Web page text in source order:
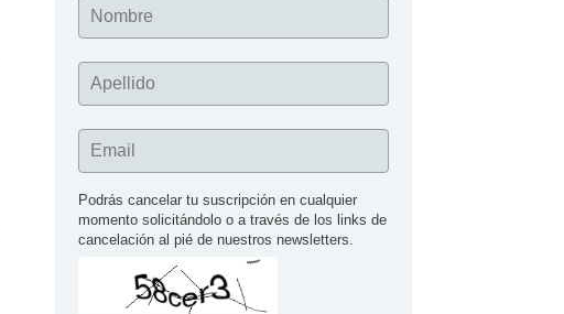
Nombre
Apellido
Email
Podrás cancelar tu suscripción en cualquier
momento solicitándolo o a través de los links de
cancelación al pié de nuestros newsletters.